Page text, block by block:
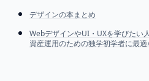
デザインの本まとめ
WebデザインやUI・UXを学びたい
資産運用のための独学初学者に最